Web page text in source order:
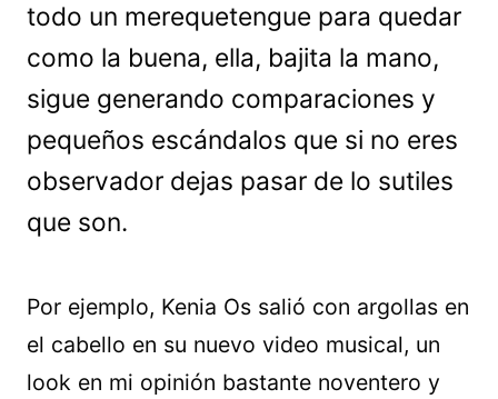
todo un merequetengue para quedar
como la buena, ella, bajita la mano,
sigue generando comparaciones y
pequeños escándalos que si no eres
observador dejas pasar de lo sutiles
que son.
Por ejemplo, Kenia Os salió con argollas en
el cabello en su nuevo video musical, un
look en mi opinión bastante noventero y